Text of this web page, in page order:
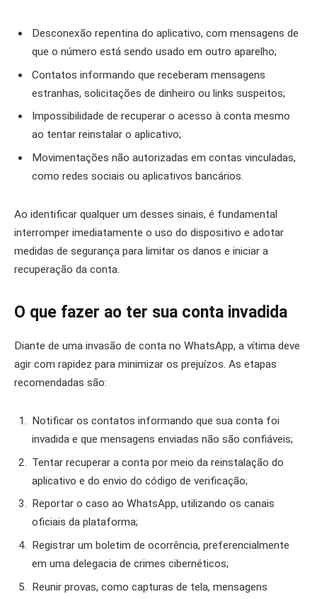
Desconexão repentina do aplicativo, com mensagens de
que o número está sendo usado em outro aparelho;
Contatos informando que receberam mensagens
estranhas, solicitações de dinheiro ou links suspeitos;
Impossibilidade de recuperar o acesso à conta mesmo
ao tentar reinstalar o aplicativo;
Movimentações não autorizadas em contas vinculadas,
como redes sociais ou aplicativos bancários.
Ao identificar qualquer um desses sinais, é fundamental
interromper imediatamente o uso do dispositivo e adotar
medidas de segurança para limitar os danos e iniciar a
recuperação da conta.
O que fazer ao ter sua conta invadida
Diante de uma invasão de conta no WhatsApp, a vítima deve
agir com rapidez para minimizar os prejuízos. As etapas
recomendadas são:
Notificar os contatos informando que sua conta foi
invadida e que mensagens enviadas não são confiáveis;
Tentar recuperar a conta por meio da reinstalação do
aplicativo e do envio do código de verificação;
Reportar o caso ao WhatsApp, utilizando os canais
oficiais da plataforma;
Registrar um boletim de ocorrência, preferencialmente
em uma delegacia de crimes cibernéticos;
Reunir provas, como capturas de tela, mensagens